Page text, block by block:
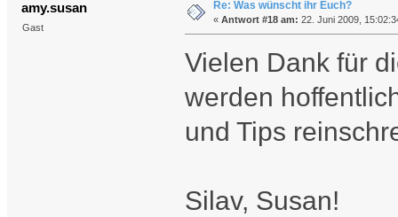
amy.susan
Gast
Re: Was wünscht ihr Euch?
« Antwort #18 am: 22. Juni 2009,
Vielen Dank für
werden
und Tips
Silav, Susan!